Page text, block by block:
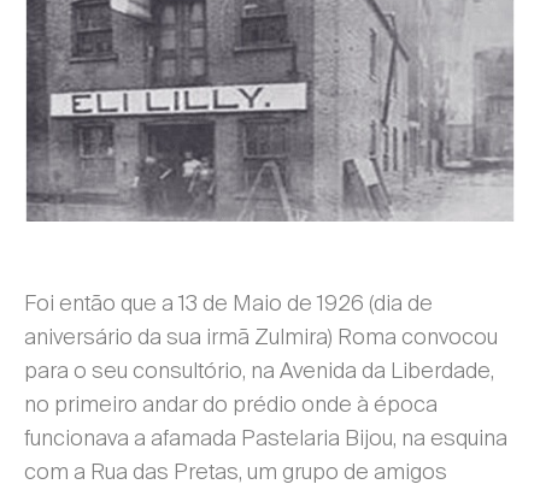
Foi então que a 13 de Maio de 1926 (dia de
aniversário da sua irmã Zulmira) Roma convocou
para o seu consultório, na Avenida da Liberdade,
no primeiro andar do prédio onde à época
funcionava a afamada Pastelaria Bijou, na esquina
com a Rua das Pretas, um grupo de amigos